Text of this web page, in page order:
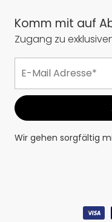
Komm mit auf
Zugang zu
Wir gehen sorgfältig